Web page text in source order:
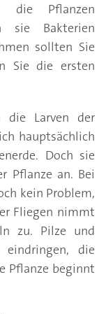
Pflanzen
sie Bakterien
sollten Sie
Sie die ersten
die Larven der
hauptsächlich
Doch sie
Pflanze an. Bei
kein Problem,
Fliegen nimmt
zu. Pilze und
die
Pflanze beginnt